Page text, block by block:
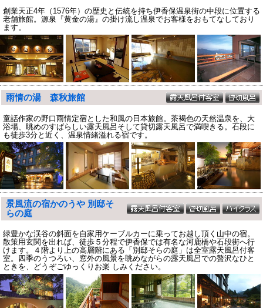
創業天正4年（1576年）の歴史と伝統を持ち伊香保温泉街の中段に位置する
老舗旅館。源泉『黄金の湯』の掛け流し温泉でお客様をおもてなしており
ます。
雨情の湯 森秋旅館
童話作家の野口雨情定宿とした和風の日本旅館。茶褐色の天然温泉を、大
浴場、眺めのすばらしい露天風呂そして貸切露天風呂で満喫きる。石段に
も徒歩3分と近く、温泉情緒溢れる宿です。
景風流の宿かのうや 別邸そ
らの庭
緑豊かな渓谷の斜面を自家用ケーブルカーに乗ってお越し頂く山中の宿。
散策用玄関を出れば、徒歩５分程で伊香保では有名な河鹿橋や石段街へ行
けます。４階より上の高層階にある「別邸そらの庭」は全室露天風呂付客
室。四季のうつろい、窓外の風景を眺めながらの露天風呂での贅沢なひと
ときを、どうぞごゆっくりお楽 しみください。